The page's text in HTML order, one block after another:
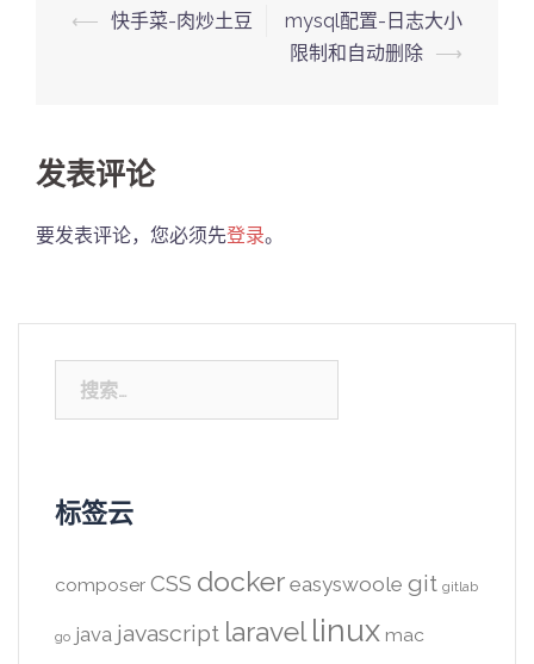
Post
⟵ 快手菜-肉炒土豆
mysql配置-日志大小
限制和自动删除 ⟶
发表评论
要发表评论，您必须先登录。
索：
标签云
composer CSS docker easyswoole git gitlab
go java javascript laravel linux mac